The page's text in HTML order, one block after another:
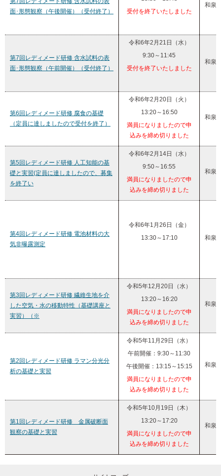
面･形態観察（午後開催）（受付終了）
受付を終了いたしました
和泉
第7回レディメード研修 含水試料の表
面･形態観察（午前開催）（受付終了）
令和6年2月21日（水）
9:30～11:45
受付を終了いたしました
和泉
第6回レディメード研修 腐食の基礎
（定員に達しましたので受付を終了）
令和6年2月20日（火）
13:20～16:50
満員になりましたので申
込みを締め切りました
和泉
第5回レディメード研修 人工知能の基
礎と実習(定員に達しましたので、募集
を終了い
令和6年2月14日（水）
9:50～16:55
満員になりましたので申
込みを締め切りました
和泉
第4回レディメード研修 電池材料の大
気非曝露測定
令和6年1月26日（金）
13:30～17:10
和泉
第3回レディメード研修 繊維生地を介
した空気・水の移動特性（基礎講座と
実習）（※
令和5年12月20日（水）
13:20～16:20
満員になりましたので申
込みを締め切りました
和泉
第2回レディメード研修 ラマン分光分
析の基礎と実習
令和5年11月29日（水）
午前開催：9:30～11:30
午後開催：13:15～15:15
満員になりましたので申
込みを締め切りました
和泉
第1回レディメード研修 金属破断面
観察の基礎と実習
令和5年10月19日（木）
13:20～17:20
満員になりましたので申
込みを締め切りました
和泉